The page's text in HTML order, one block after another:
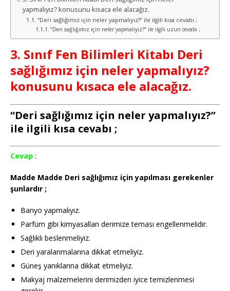
yapmalıyız? konusunu kısaca ele alacağız.
“Deri sağlığımız için neler yapmalıyız?” ile ilgili kısa cevabı ;
“Deri sağlığımız için neler yapmalıyız?” ile ilgili uzun cevabı ;
3. Sınıf Fen Bilimleri Kitabı Deri
sağlığımız için neler yapmalıyız?
konusunu kısaca ele alacağız.
“Deri sağlığımız için neler yapmalıyız?”
ile ilgili kısa cevabı ;
Cevap :
Madde Madde Deri sağlığımız için yapılması gerekenler
şunlardır ;
Banyo yapmalıyız.
Parfüm gibi kimyasalları derimize teması engellenmelidir.
Sağlıklı beslenmeliyiz.
Deri yaralanmalarına dikkat etmeliyiz.
Güneş yanıklarına dikkat etmeliyiz.
Makyaj malzemelerini derimizden iyice temizlenmesi